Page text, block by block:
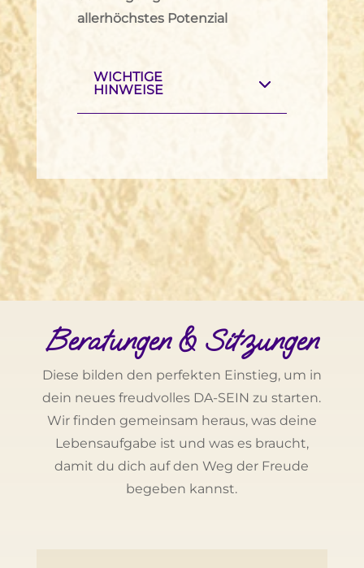
allerhöchstes Potenzial
WICHTIGE
HINWEISE
Beratungen & Sitzungen
Diese bilden den perfekten Einstieg, um in
dein neues freudvolles DA-SEIN zu starten.
Wir finden gemeinsam heraus, was deine
Lebensaufgabe ist und was es braucht,
damit du dich auf den Weg der Freude
begeben kannst.